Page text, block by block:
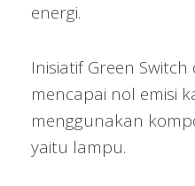
energi.
Inisiatif Green
mencapai nol emisi
menggunakan
yaitu lampu.